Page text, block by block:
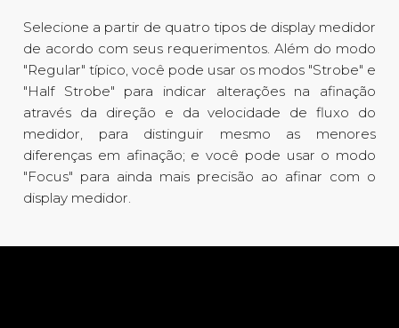
Selecione a partir de quatro tipos de display medidor
de acordo com seus requerimentos. Além do modo
"Regular" típico, você pode usar os modos "Strobe" e
"Half Strobe" para indicar alterações na afinação
através da direção e da velocidade de fluxo do
medidor, para distinguir mesmo as menores
diferenças em afinação; e você pode usar o modo
"Focus" para ainda mais precisão ao afinar com o
display medidor.